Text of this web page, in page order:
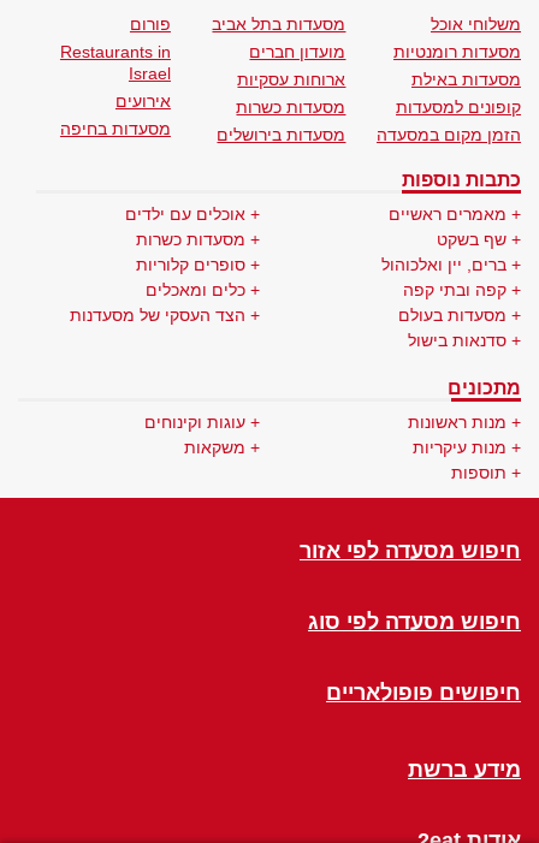
משלוחי אוכל
מסעדות רומנטיות
מסעדות באילת
קופונים למסעדות
הזמן מקום במסעדה
מסעדות בתל אביב
מועדון חברים
ארוחות עסקיות
מסעדות כשרות
מסעדות בירושלים
פורום
Restaurants in
Israel
אירועים
מסעדות בחיפה
כתבות נוספות
מאמרים ראשיים
שף בשקט
ברים, יין ואלכוהול
קפה ובתי קפה
מסעדות בעולם
סדנאות בישול
אוכלים עם ילדים
מסעדות כשרות
סופרים קלוריות
כלים ומאכלים
הצד העסקי של מסעדנות
מתכונים
מנות ראשונות
מנות עיקריות
תוספות
עוגות וקינוחים
משקאות
חיפוש מסעדה לפי אזור
חיפוש מסעדה לפי סוג
חיפושים פופולאריים
מידע ברשת